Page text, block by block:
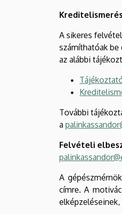
Kreditelismerés
A sikeres
számíthatóak
az alábbi
További
a
Felvételi
A
címre. A